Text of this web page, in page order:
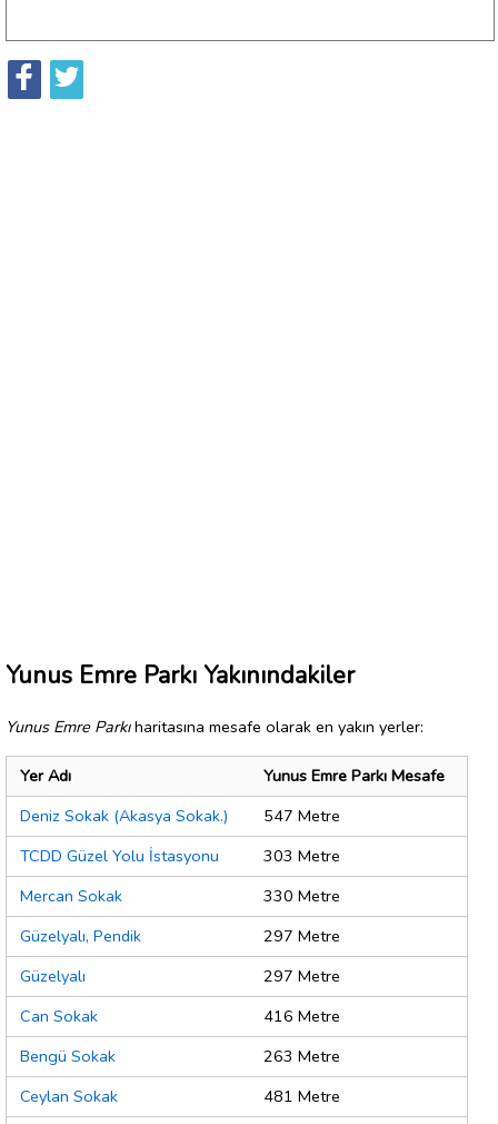
Yunus Emre Parkı Yakınındakiler
Yunus Emre Parkıharitasına mesafe olarak en yakın yerler:
Yer Adı
Yunus Emre Parkı Mesafe
Deniz Sokak (Akasya Sokak.)
547 Metre
TCDD Güzel Yolu İstasyonu
303 Metre
Mercan Sokak
330 Metre
Güzelyalı, Pendik
297 Metre
Güzelyalı
297 Metre
Can Sokak
416 Metre
Bengü Sokak
263 Metre
Ceylan Sokak
481 Metre